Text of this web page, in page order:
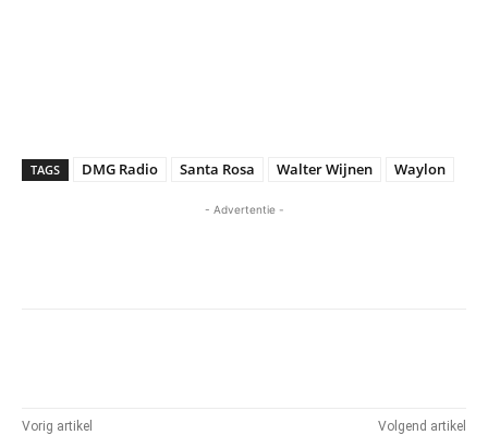
TAGS DMG Radio Santa Rosa Walter Wijnen Waylon
- Advertentie -
Vorig artikel Volgend artikel